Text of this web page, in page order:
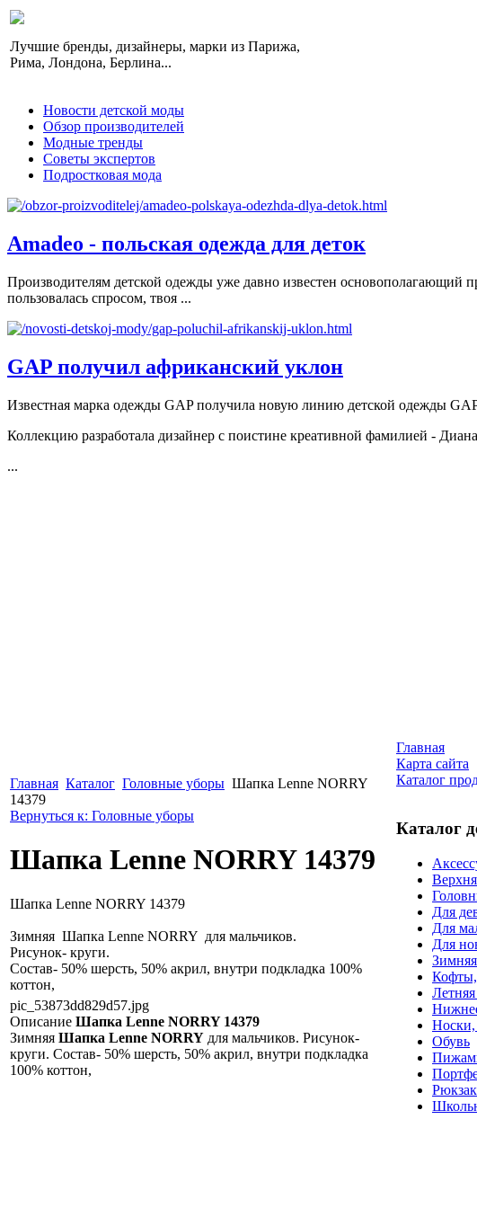
Лучшие бренды, дизайнеры, марки из Парижа,
Рима, Лондона, Берлина...
Новости детской моды
Обзор производителей
Модные тренды
Советы экспертов
Подростковая мода
Amadeo - польская одежда для деток
Производителям детской одежды уже давно известен основополагающий
пользовалась спросом, твоя ...
GAP получил африканский уклон
Известная марка одежды GAP получила новую линию детской одежды
Коллекцию разработала дизайнер с поистине креативной фамилией -
...
Главная Каталог Головные уборы Шапка Lenne NORRY
14379
Вернуться к: Головные уборы
Шапка Lenne NORRY 14379
Шапка Lenne NORRY 14379
Зимняя Шапка Lenne NORRY для мальчиков.
Рисунок- круги.
Состав- 50% шерсть, 50% акрил, внутри подкладка 100%
коттон,
pic_53873dd829d57.jpg
Описание Шапка Lenne NORRY 14379
Зимняя Шапка Lenne NORRY для мальчиков. Рисунок-
круги. Состав- 50% шерсть, 50% акрил, внутри подкладка
100% коттон,
Главная
Карта сайта
Каталог
Каталог
Для
Для
Для
Кофты,
Носки,
Обувь